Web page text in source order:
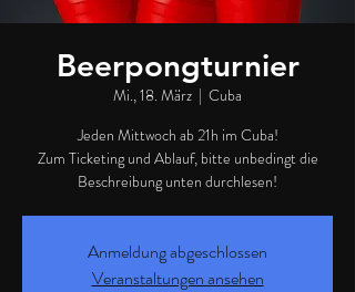
Beerpongturnier
Mi., 18. März
  |
Cuba
Jeden Mittwoch ab 21h im Cuba!
Zum Ticketing und Ablauf, bitte unbedingt die
Beschreibung unten durchlesen!
Anmeldung abgeschlossen
Veranstaltungen ansehen